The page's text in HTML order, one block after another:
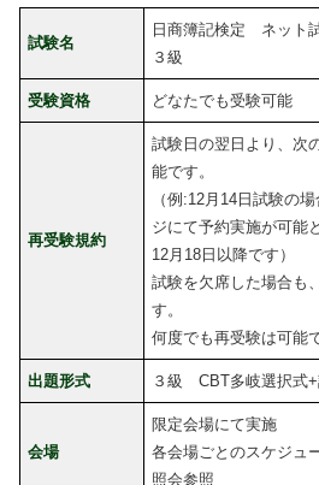
試験名
日商簿記検定 ネット
３級
受験資格 どなたでも受験可能
再受験規約
試験日の翌日より、次
能です。
（例:12月14日試験の
ジにて予約実施が可能
12月18日以降です）
試験を欠席した場合も
す。
何度でも再受験は可能
出題形式 ３級 CBT多岐選択式
会場
限定会場にて実施
各会場ごとのスケジュ
照会参照